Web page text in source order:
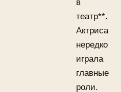
в
театр**.
Актриса
нередко
играла
главные
роли.